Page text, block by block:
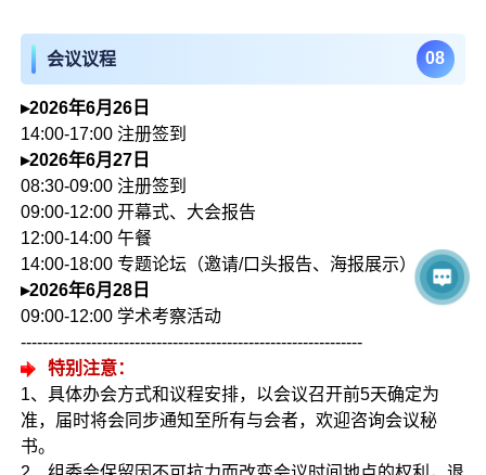
会议议程 08
▸2026年6月26日
14:00-17:00 注册签到
▸2026年6月27日
08:30-09:00 注册签到
09:00-12:00 开幕式、大会报告
12:00-14:00 午餐
14:00-18:00 专题论坛（邀请/口头报告、海报展示）
▸2026年6月28日
09:00-12:00 学术考察活动
---------------------------------------------------------------
特别注意：
1、具体办会方式和议程安排，以会议召开前5天确定为
准，届时将会同步通知至所有与会者，欢迎咨询会议秘
书。